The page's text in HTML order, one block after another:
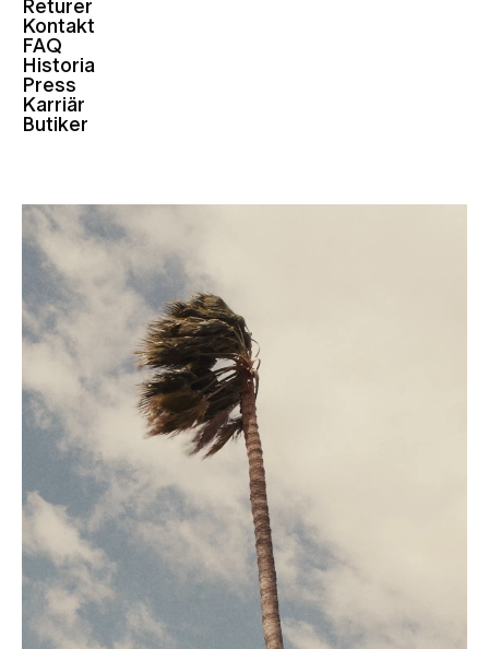
Returer
Kontakt
FAQ
Historia
Press
Karriär
Butiker